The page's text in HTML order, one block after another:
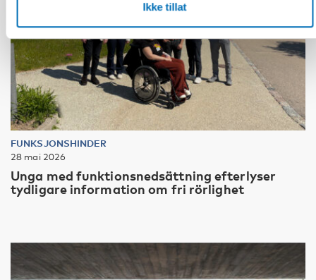
Ikke tillat
FUNKSJONSHINDER
28 mai 2026
Unga med funktionsnedsättning efterlyser
tydligare information om fri rörlighet